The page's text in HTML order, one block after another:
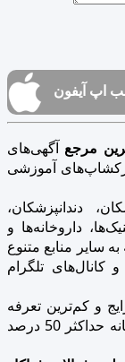
اپ آیفون
مرجع آگهی‌های
آموزشی
دندانپزشکان،
داروخانه‌ها و
سایر منابع متنوع
کانال‌های تلگرام
و کم‌ترین تعرفه
بازار فراهم است و سقف افزایش تعرفه سالیانه حداکثر 50 درصد